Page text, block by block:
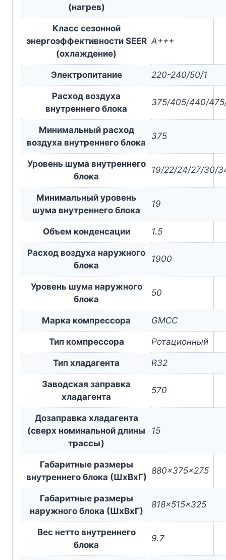
(нагрев)
Класс сезонной
энергоэффективности SEER
(охлаждение)
A+++
Электропитание 220-240/50/1
Расход воздуха
внутреннего блока
375/405/440/
Минимальный расход
воздуха внутреннего блока
375
Уровень шума внутреннего
блока
19/22/24/27/30/
Минимальный уровень
шума внутреннего блока
19
Объем конденсации 1.5
Расход воздуха наружного
блока
1900
Уровень шума наружного
блока
50
Марка компрессора GMCC
Тип компрессора Ротационный
Тип хладагента R32
Заводская заправка
хладагента
570
Дозаправка хладагента
(сверх номинальной длины
трассы)
15
Габаритные размеры
внутреннего блока (ШxВxГ)
880x375x275
Габаритные размеры
наружного блока (ШxВxГ)
818x515x325
Вес нетто внутреннего
блока
9.7